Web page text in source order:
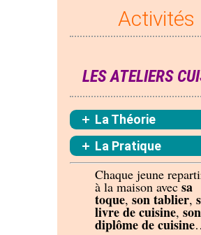
Activités
LES ATELIERS
La Théorie
La Pratique
Chaque jeune
à la maison avecsa
toque, son tablier,
livre de cuisine, son
diplôme de cuisine